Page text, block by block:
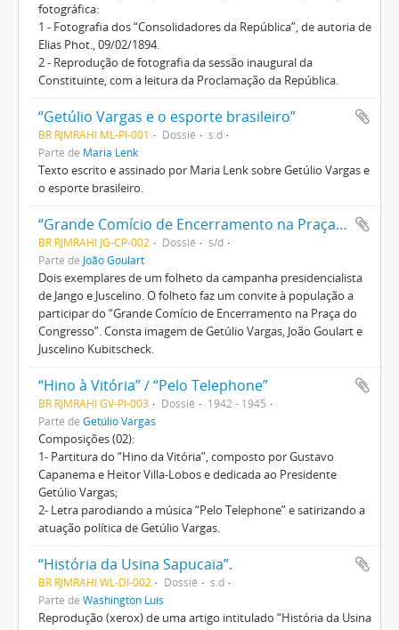
fotográfica:
1 - Fotografia dos “Consolidadores da República”, de autoria de
Elias Phot., 09/02/1894.
2 - Reprodução de fotografia da sessão inaugural da
Constituinte, com a leitura da Proclamação da República.
“Getúlio Vargas e o esporte brasileiro”
BR RJMRAHI ML-PI-001 Dossiê
s.d
Parte de Maria Lenk
Texto escrito e assinado por Maria Lenk sobre Getúlio Vargas e
o esporte brasileiro.
“Grande Comício de Encerramento na Praça do Congresso”
BR RJMRAHI JG-CP-002 Dossiê
s/d
Parte de João Goulart
Dois exemplares de um folheto da campanha presidencialista
de Jango e Juscelino. O folheto faz um convite à população a
participar do “Grande Comício de Encerramento na Praça do
Congresso”. Consta imagem de Getúlio Vargas, João Goulart e
Juscelino Kubitscheck.
“Hino à Vitória” / “Pelo Telephone”
BR RJMRAHI GV-PI-003 Dossiê
1942 - 1945
Parte de Getúlio Vargas
Composições (02):
1- Partitura do “Hino da Vitória”, composto por Gustavo
Capanema e Heitor Villa-Lobos e dedicada ao Presidente
Getúlio Vargas;
2- Letra parodiando a música “Pelo Telephone” e satirizando a
atuação política de Getúlio Vargas.
“História da Usina Sapucaia”.
BR RJMRAHI WL-DI-002 Dossiê
s.d
Parte de Washington Luís
Reprodução (xerox) de uma artigo intitulado “História da Usina